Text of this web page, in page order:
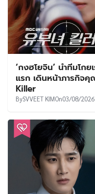
‘กงฮโยจิน’ นำทีมโก
แรก เดินหน้าภารกิจ
Killer
BySVVEET KIMOn03/08/2026